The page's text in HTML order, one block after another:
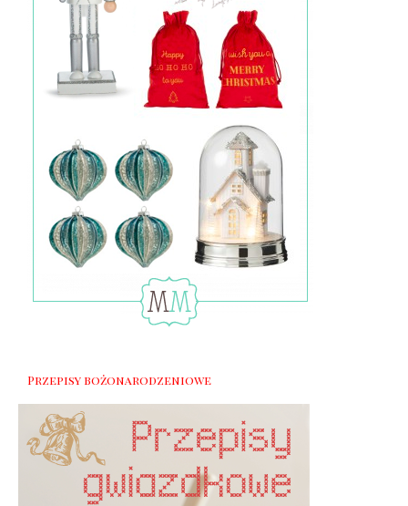
Przepisy bożonarodzeniowe